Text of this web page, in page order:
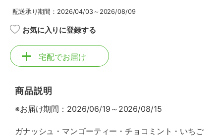
配送承り期間：2026/04/03～2026/08/09
お気に入りに登録する
宅配でお届け
商品説明
※お届け期間：2026/06/19～2026/08/15
ガナッシュ・マンゴーティー・チョコミント・いちご